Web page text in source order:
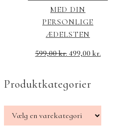
MED DIN
PERSONLIGE
ÆDELSTEN
599,00kr. 499,00 kr.
Produktkategorier